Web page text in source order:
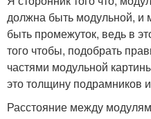
должна быть модульной, и
быть промежуток, ведь в
того чтобы, подобрать
частями модульной
это толщину подрамников
Расстояние между